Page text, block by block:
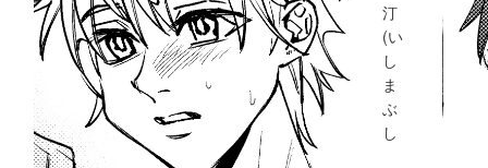
汀
(い
し
ま
ぶ
し